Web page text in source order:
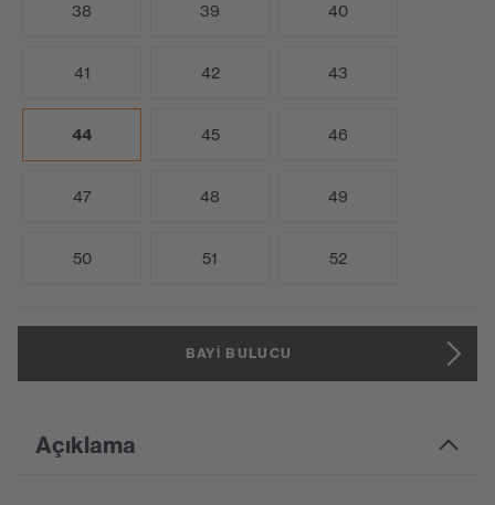
38 39 40
41 42 43
44 45 46
47 48 49
50 51 52
BAYI BULUCU
Açıklama